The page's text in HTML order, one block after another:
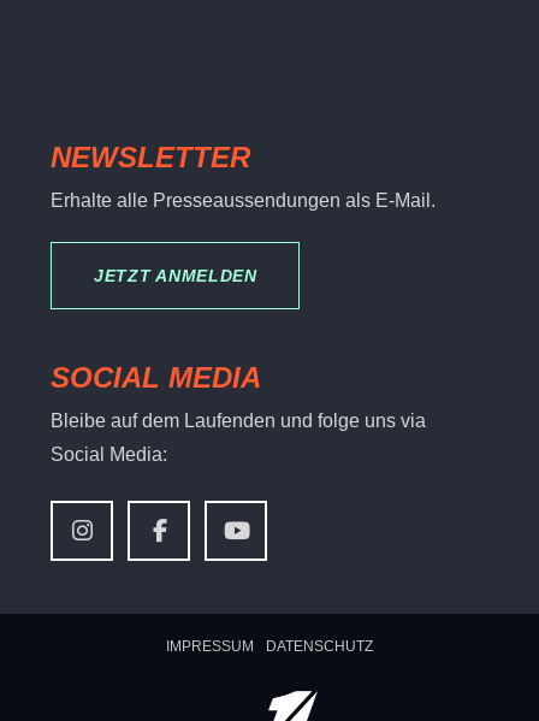
NEWSLETTER
Erhalte alle Presseaussendungen als E-Mail.
JETZT ANMELDEN
SOCIAL MEDIA
Bleibe auf dem Laufenden und folge uns via
Social Media:
IMPRESSUM DATENSCHUTZ